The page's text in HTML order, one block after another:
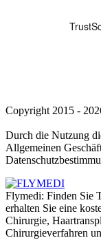
Copyright 2015 -
Durch die Nutzung
Allgemeinen
Flymedi: Finden Sie
erhalten Sie eine
Chirurgie,
Chirurgieverfahren